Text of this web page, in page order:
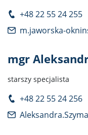
+48 22 55 24 255
m.jaworska-
mgr
starszy specjalista
+48 22 55 24 256